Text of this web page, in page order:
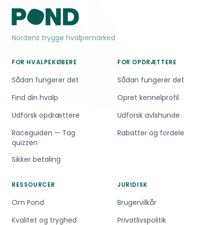
Nordens trygge hvalpemarked
FOR HVALPEKØBERE
Sådan fungerer det
Find din hvalp
Udforsk opdrættere
Raceguiden — Tag
quizzen
Sikker betaling
FOR OPDRÆTTERE
Sådan fungerer det
Opret kennelprofil
Udforsk avlshunde
Rabatter og fordele
RESSOURCER
Om Pond
Kvalitet og tryghed
JURIDISK
Brugervilkår
Privatlivspolitik